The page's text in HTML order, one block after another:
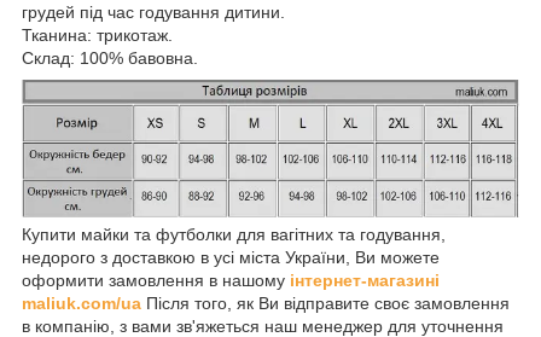
грудей під час годування дитини.
Тканина: трикотаж.
Склад: 100% бавовна.
Купити майки та футболки для вагітних та годування,
недорого з доставкою в усі міста України, Ви можете
оформити замовлення в нашому інтернет-магазині
maliuk.com/ua Після того, як Ви відправите своє замовлення
в компанію, з вами зв'яжеться наш менеджер для уточнення